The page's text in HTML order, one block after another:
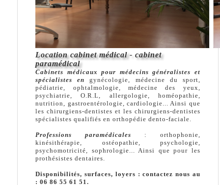
Location cabinet médical - cabinet
paramédical
Cabinets médicaux pour médecins généralistes et
spécialistes en gynécologie, médecine du sport,
pédiatrie, ophtalmologie, médecine des yeux,
psychiatrie, O.R.L, allergologie, homéopathie,
nutrition, gastroentérologie, cardiologie... Ainsi que
les chirurgiens-dentistes et les chirurgiens-dentistes
spécialistes qualifiés en orthopédie dento-faciale.
Professions paramédicales : orthophonie,
kinésithérapie, ostéopathie, psychologie,
psychomotricité, sophrologie... Ainsi que pour les
prothésistes dentaires.
Disponibilités, surfaces, loyers : contactez nous au
: 06 86 55 61 51.